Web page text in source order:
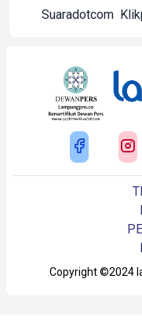
Suaradotcom
Copyright ©2024